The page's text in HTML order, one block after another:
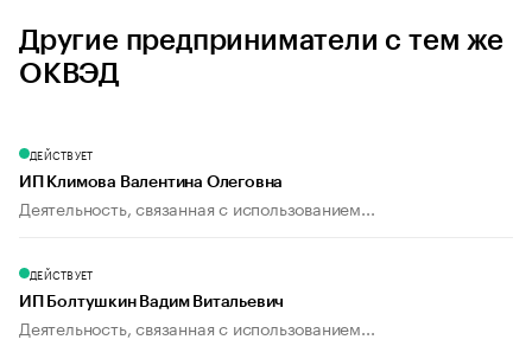
Другие предприниматели с тем же
ОКВЭД
ДЕЙСТВУЕТ
ИП Климова Валентина Олеговна
Деятельность, связанная с использованием...
ДЕЙСТВУЕТ
ИП Болтушкин Вадим Витальевич
Деятельность, связанная с использованием...